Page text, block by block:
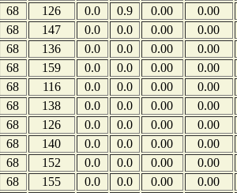
68 126 0.0 0.9 0.00 0.00
68 147 0.0 0.0 0.00 0.00
68 136 0.0 0.0 0.00 0.00
68 159 0.0 0.0 0.00 0.00
68 116 0.0 0.0 0.00 0.00
68 138 0.0 0.0 0.00 0.00
68 126 0.0 0.0 0.00 0.00
68 140 0.0 0.0 0.00 0.00
68 152 0.0 0.0 0.00 0.00
68 155 0.0 0.0 0.00 0.00